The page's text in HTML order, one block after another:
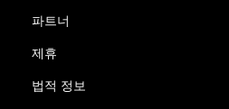
파트너
제휴
법적 정보